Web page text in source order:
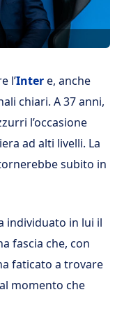
l’Intere, anche
chiari. A 37 anni,
l’occasione
ad alti livelli. La
subito in
individuato in lui il
fascia che, con
faticato a trovare
momento che